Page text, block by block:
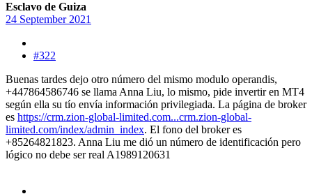
Esclavo de Guiza
24 September 2021
#322
Buenas tardes dejo otro número del mismo modulo operandis,
+447864586746 se llama Anna Liu, lo mismo, pide invertir en MT4
según ella su tío envía información privilegiada. La página de broker
es https://crm.zion-global-limited.com...crm.zion-global-
limited.com/index/admin_index. El fono del broker es
+85264821823. Anna Liu me dió un número de identificación pero
lógico no debe ser real A1989120631